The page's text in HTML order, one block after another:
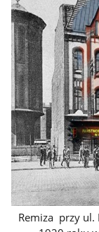
Remiza przy ul.